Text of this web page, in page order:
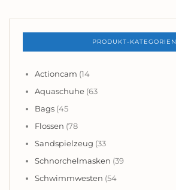
PRODUKT-KATEGORIEN
Actioncam (14
Aquaschuhe (63
Bags (45
Flossen (78
Sandspielzeug (33
Schnorchelmasken (39
Schwimmwesten (54